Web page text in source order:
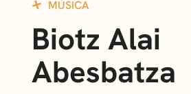
MÚSICA
Biotz Alai
Abesbatza